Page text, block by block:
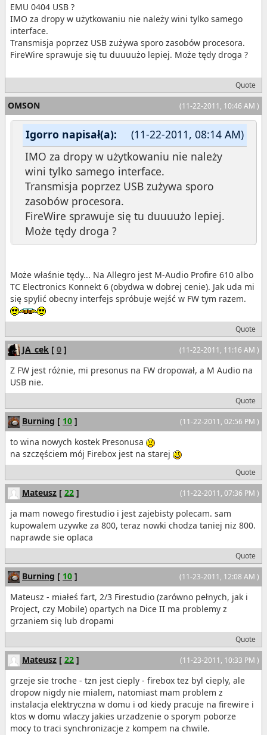
EMU 0404 USB ?
IMO za dropy w użytkowaniu nie należy wini tylko samego
interface.
Transmisja poprzez USB zużywa sporo zasobów procesora.
FireWire sprawuje się tu duuuużo lepiej. Może tędy droga ?
Quote
(11-22-2011, 10:46 AM )
OMSON
(11-22-2011, 08:14 AM)
Igorro napisał(a):
IMO za dropy w użytkowaniu nie należy
wini tylko samego interface.
Transmisja poprzez USB zużywa sporo
zasobów procesora.
FireWire sprawuje się tu duuuużo lepiej.
Może tędy droga ?
Może właśnie tędy... Na Allegro jest M-Audio Profire 610 albo
TC Electronics Konnekt 6 (obydwa w dobrej cenie). Jak uda mi
się spylić obecny interfejs spróbuje wejść w FW tym razem.
Quote
(11-22-2011, 11:16 AM )
JA_cek [ 0 ]
Z FW jest różnie, mi presonus na FW dropował, a M Audio na
USB nie.
Quote
(11-22-2011, 02:56 PM )
Burning [ 10 ]
to wina nowych kostek Presonusa
na szczęściem mój Firebox jest na starej
Quote
(11-22-2011, 07:36 PM )
Mateusz [ 22 ]
ja mam nowego firestudio i jest zajebisty polecam. sam
kupowalem uzywke za 800, teraz nowki chodza taniej niz 800.
naprawde sie oplaca
Quote
(11-23-2011, 12:08 AM )
Burning [ 10 ]
Mateusz - miałeś fart, 2/3 Firestudio (zarówno pełnych, jak i
Project, czy Mobile) opartych na Dice II ma problemy z
grzaniem się lub dropami
Quote
(11-23-2011, 10:33 PM )
Mateusz [ 22 ]
grzeje sie troche - tzn jest cieply - firebox tez byl cieply, ale
dropow nigdy nie mialem, natomiast mam problem z
instalacja elektryczna w domu i od kiedy pracuje na firewire i
ktos w domu wlaczy jakies urzadzenie o sporym poborze
mocy to traci synchronizacje z kompem na chwile.